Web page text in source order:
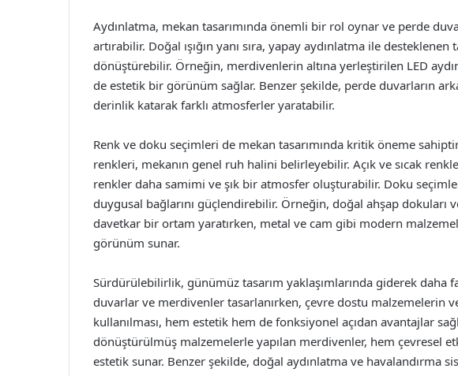
Aydınlatma, mekan tasarımında önemli bir rol oynar ve perde
artırabilir. Doğal ışığın yanı sıra, yapay aydınlatma ile
dönüştürebilir. Örneğin, merdivenlerin altına yerleştirilen LED
de estetik bir görünüm sağlar. Benzer şekilde, perde duvarların
derinlik katarak farklı atmosferler yaratabilir.
Renk ve doku seçimleri de mekan tasarımında kritik öneme
renkleri, mekanın genel ruh halini belirleyebilir. Açık ve sıcak
renkler daha samimi ve şık bir atmosfer oluşturabilir. Doku
duygusal bağlarını güçlendirebilir. Örneğin, doğal ahşap dokuları
davetkar bir ortam yaratırken, metal ve cam gibi modern
görünüm sunar.
Sürdürülebilirlik, günümüz tasarım yaklaşımlarında giderek daha
duvarlar ve merdivenler tasarlanırken, çevre dostu malzemelerin
kullanılması, hem estetik hem de fonksiyonel açıdan avantajlar
dönüştürülmüş malzemelerle yapılan merdivenler, hem çevresel
estetik sunar. Benzer şekilde, doğal aydınlatma ve havalandırma